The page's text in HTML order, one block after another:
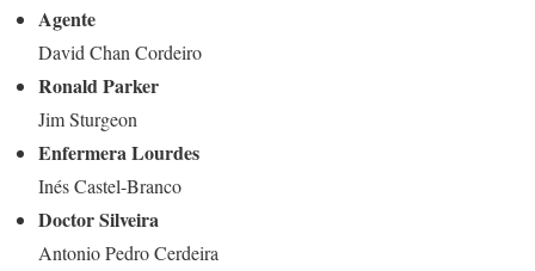
Agente
David Chan Cordeiro
Ronald Parker
Jim Sturgeon
Enfermera Lourdes
Inés Castel-Branco
Doctor Silveira
Antonio Pedro Cerdeira